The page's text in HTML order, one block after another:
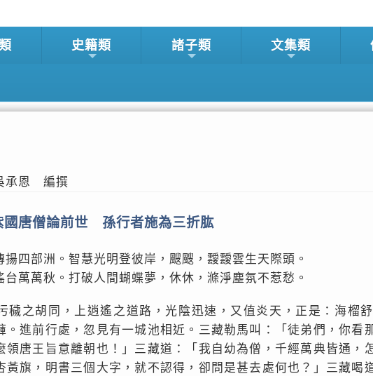
史籍類 諸子類 文集類
恩 編撰
唐僧論前世 孫行者施為三折肱
揚四部洲。智慧光明登彼岸，颼颼，靉靉雲生天際頭。
萬萬秋。打破人間蝴蝶夢，休休，滌淨塵氛不惹愁。
穢之胡同，上逍遙之道路，光陰迅速，又值炎天，正是：海榴
。進前行處，忽見有一城池相近。三藏勒馬叫：「徒弟們，你看
領唐王旨意離朝也！」三藏道：「我自幼為僧，千經萬典皆通，
黃旗，明書三個大字，就不認得，卻問是甚去處何也？」三藏喝